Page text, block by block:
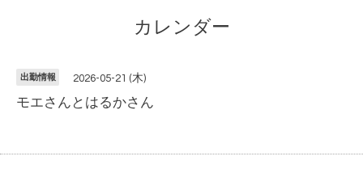
カレンダー
出勤情報 2026-05-21 (木)
モエさんとはるかさん